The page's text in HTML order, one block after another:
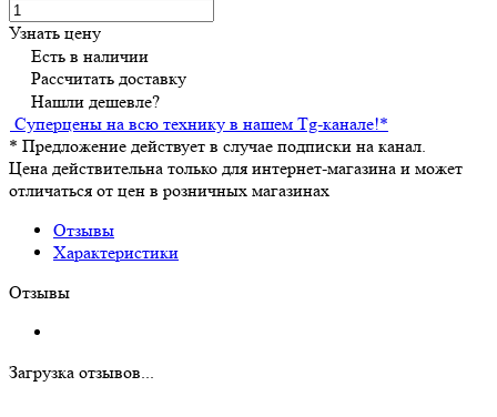
Узнать цену
Есть в наличии
Рассчитать доставку
Нашли дешевле?
Суперцены на всю технику в нашем Tg-канале!*
* Предложение действует в случае подписки на канал.
Цена действительна только для интернет-магазина и может
отличаться от цен в розничных магазинах
Отзывы
Характеристики
Отзывы
Загрузка отзывов...